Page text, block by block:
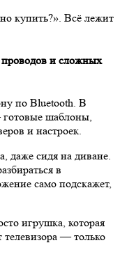
купить?». Всё лежит
и сложных
по Bluetooth. В
шаблоны,
и настроек.
даже сидя на диване.
в
само подскажет,
игрушка, которая
телевизора — только